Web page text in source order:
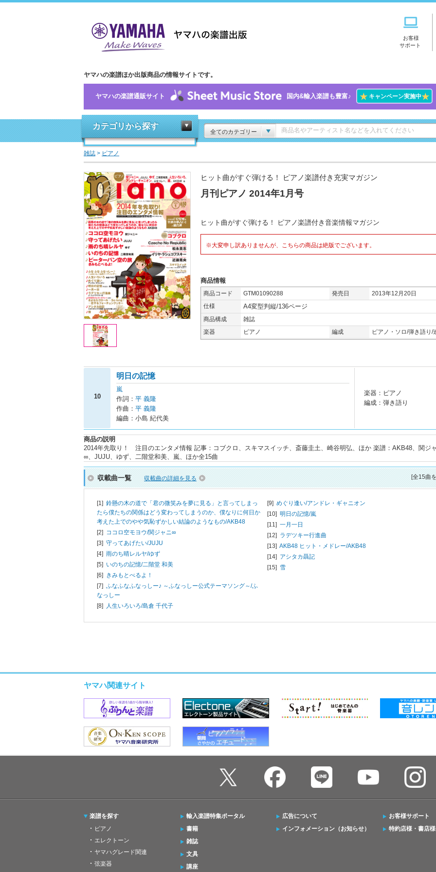
お客様
サポート
ヤマハの楽譜ほか出版商品の情報サイトです。
ヤマハの楽譜通販サイト 国内&輸入楽譜も豊富♪ ★キャンペーン実施中★
カテゴリから探す
全てのカテゴリー
雑誌 > ピアノ
ヒット曲がすぐ弾ける！ ピアノ楽譜付き充実マガジン
月刊ピアノ 2014年1月号
ヒット曲がすぐ弾ける！ ピアノ楽譜付き音楽情報マガジン
※大変申し訳ありませんが、こちらの商品は絶版でございます。
商品情報
商品コード GTM01090288 発売日
2013年12月20日
仕様
A4変型判縦/136ページ
商品構成
雑誌
楽器
ピアノ 編成 ピアノ・ソロ/弾き語り/
10
明日の記憶
嵐
作詞： 平 義隆
作曲： 平 義隆
編曲：小島 紀代美
楽器：ピアノ
編成：弾き語り
商品の説明
2014年先取り！ 注目のエンタメ情報 記事：コブクロ、スキマスイッチ、斎藤圭土、崎谷明弘、ほか 楽譜：AKB48、関ジ
∞、JUJU、ゆず、二階堂和美、嵐、ほか全15曲
収載曲一覧 収載曲の詳細を見る [全15曲
[1] 鈴懸の木の道で「君の微笑みを夢に見る」と言ってしまっ
たら僕たちの関係はどう変わってしまうのか、僕なりに何日か
考えた上でのやや気恥ずかしい結論のようなもの/AKB48
[2] ココロ空モヨウ/関ジャニ∞
[3] 守ってあげたい/JUJU
[4] 雨のち晴レルヤ/ゆず
[5] いのちの記憶/二階堂 和美
[6] きみもとべるよ！
[7] ふなふなふなっしー♪ ～ふなっしー公式テーマソング～/ふ
なっしー
[8] 人生いろいろ/島倉 千代子
[9] めぐり逢い/アンドレ・ギャニオン
[10] 明日の記憶/嵐
[11] 一月一日
[12] ラデツキー行進曲
[13] AKB48 ヒット・メドレー/AKB48
[14] アシタカ聶記
[15] 雪
ヤマハ関連サイト
楽譜を探す
ピアノ
エレクトーン
ヤマハグレード関連
弦楽器
輸入楽譜特集ポータル
書籍
雑誌
文具
講座
広告について
インフォメーション（お知らせ）
お客様サポート
特約店様・書店